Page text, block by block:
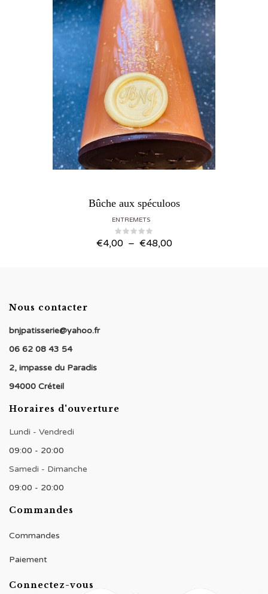
Bûche aux spéculoos
ENTREMETS
€4,00 – €48,00Plage de prix : €4,00 à €48,00
Nous contacter
bnjpatisserie@yahoo.fr
06 62 08 43 54
2, impasse du Paradis
94000 Créteil
Horaires d'ouverture
Lundi - Vendredi
09:00 - 20:00
Samedi - Dimanche
09:00 - 20:00
Commandes
Commandes
Paiement
Connectez-vous